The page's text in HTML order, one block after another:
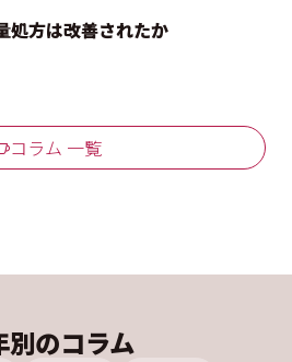
処方は改善されたか
コラム 一覧
別のコラム